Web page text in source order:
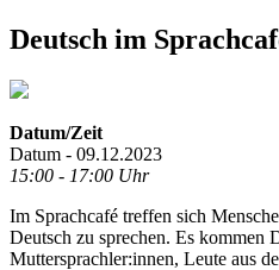
Deutsch im
Datum/Zeit
Datum - 09.12.2023
15:00 - 17:00 Uhr
Im Sprachcafé treffen sich
Deutsch zu sprechen. Es kommen
Muttersprachler:innen, Leute aus